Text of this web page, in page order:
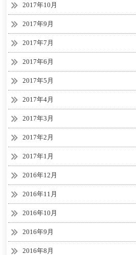
2017年10月
2017年9月
2017年7月
2017年6月
2017年5月
2017年4月
2017年3月
2017年2月
2017年1月
2016年12月
2016年11月
2016年10月
2016年9月
2016年8月